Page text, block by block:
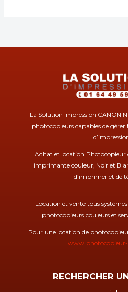
La Solution Impression CANON
photocopieurs capables de
Achat et location
imprimante couleur, Noir et
d’imprimer et de
Location et vente tous
photocopieurs couleurs et
Pour une location de
RECHERCHER